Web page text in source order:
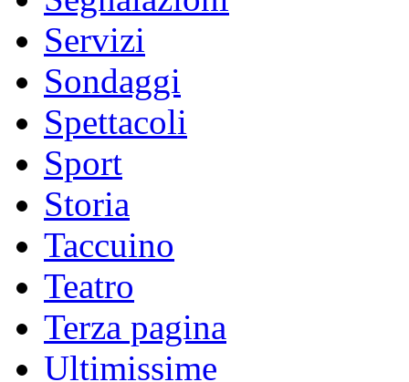
Servizi
Sondaggi
Spettacoli
Sport
Storia
Taccuino
Teatro
Terza pagina
Ultimissime